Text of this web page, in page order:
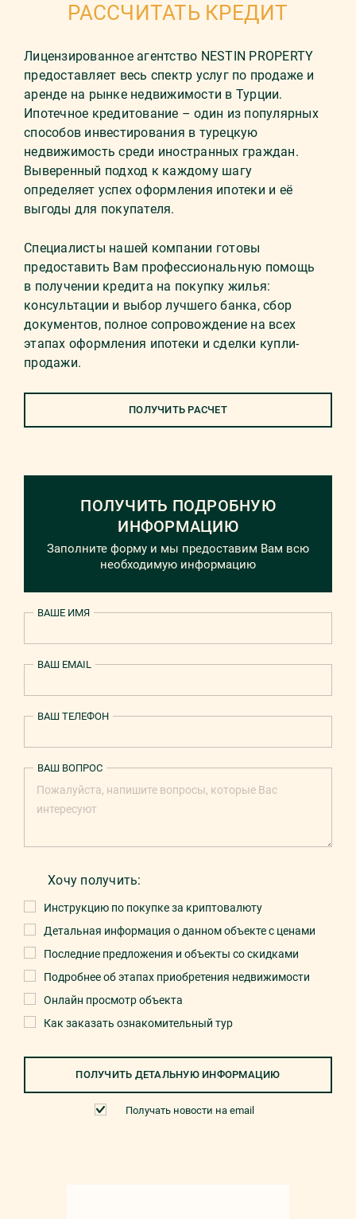
РАССЧИТАТЬ КРЕДИТ
Лицензированное агентство NESTIN PROPERTY
предоставляет весь спектр услуг по продаже и
аренде на рынке недвижимости в Турции.
Ипотечное кредитование – один из популярных
способов инвестирования в турецкую
недвижимость среди иностранных граждан.
Выверенный подход к каждому шагу
определяет успех оформления ипотеки и её
выгоды для покупателя.
Специалисты нашей компании готовы
предоставить Вам профессиональную помощь
в получении кредита на покупку жилья:
консультации и выбор лучшего банка, сбор
документов, полное сопровождение на всех
этапах оформления ипотеки и сделки купли-
продажи.
ПОЛУЧИТЬ РАСЧЕТ
ПОЛУЧИТЬ ПОДРОБНУЮ
ИНФОРМАЦИЮ
Заполните форму и мы предоставим Вам всю
необходимую информацию
ВАШЕ ИМЯ
ВАШ EMAIL
ВАШ ТЕЛЕФОН
Хочу получить:
Инструкцию по покупке за криптовалюту
Детальная информация о данном объекте с ценами
Последние предложения и объекты со скидками
Подробнее об этапах приобретения недвижимости
Онлайн просмотр объекта
Как заказать ознакомительный тур
ВАШ ВОПРОС
ПОЛУЧИТЬ ДЕТАЛЬНУЮ ИНФОРМАЦИЮ
Получать новости на email